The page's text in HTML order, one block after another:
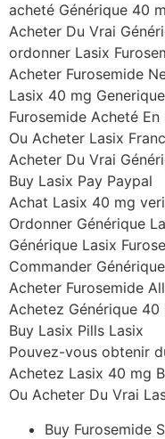
acheté Générique 40
Acheter Du Vrai
ordonner Lasix
Acheter Furosemide
Lasix 40 mg
Furosemide Acheté En
Ou Acheter Lasix
Acheter Du Vrai
Buy Lasix Pay Paypal
Achat Lasix 40 mg
Ordonner Générique
Générique Lasix
Commander
Acheter Furosemide
Achetez Générique
Buy Lasix Pills Lasix
Pouvez-vous obtenir
Achetez Lasix 40 mg
Ou Acheter Du Vrai
Buy Furosemide